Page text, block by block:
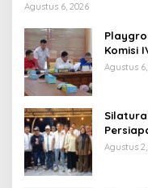
Agustus 6, 2026
Komisi
Agustus
Agustus